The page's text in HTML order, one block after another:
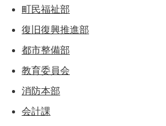
町民福祉部
復旧復興推進部
都市整備部
教育委員会
消防本部
会計課